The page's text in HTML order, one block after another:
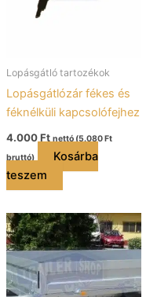
Lopásgátló tartozékok
Lopásgátlózár fékes és
féknélküli kapcsolófejhez
4.000Ft nettó (5.080Ft
bruttó)
Kosárba
teszem